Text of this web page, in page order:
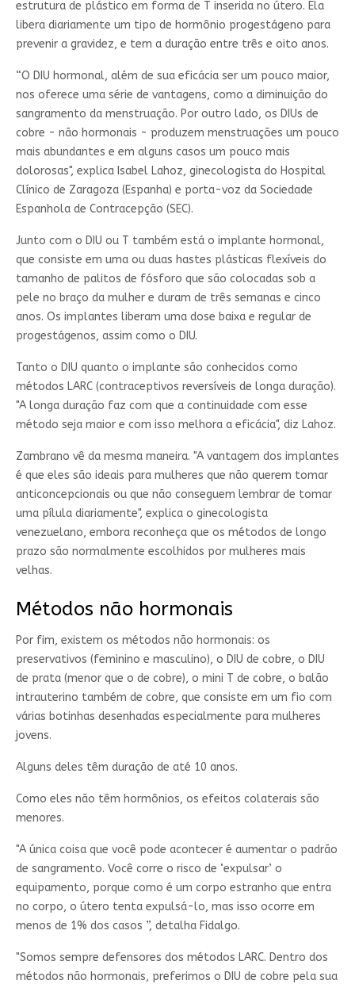
estrutura de plástico em forma de T inserida no útero. Ela
libera diariamente um tipo de hormônio progestágeno para
prevenir a gravidez, e tem a duração entre três e oito anos.
“O DIU hormonal, além de sua eficácia ser um pouco maior,
nos oferece uma série de vantagens, como a diminuição do
sangramento da menstruação. Por outro lado, os DIUs de
cobre - não hormonais - produzem menstruações um pouco
mais abundantes e em alguns casos um pouco mais
dolorosas", explica Isabel Lahoz, ginecologista do Hospital
Clínico de Zaragoza (Espanha) e porta-voz da Sociedade
Espanhola de Contracepção (SEC).
Junto com o DIU ou T também está o implante hormonal,
que consiste em uma ou duas hastes plásticas flexíveis do
tamanho de palitos de fósforo que são colocadas sob a
pele no braço da mulher e duram de três semanas e cinco
anos. Os implantes liberam uma dose baixa e regular de
progestágenos, assim como o DIU.
Tanto o DIU quanto o implante são conhecidos como
métodos LARC (contraceptivos reversíveis de longa duração).
"A longa duração faz com que a continuidade com esse
método seja maior e com isso melhora a eficácia", diz Lahoz.
Zambrano vê da mesma maneira. "A vantagem dos implantes
é que eles são ideais para mulheres que não querem tomar
anticoncepcionais ou que não conseguem lembrar de tomar
uma pílula diariamente", explica o ginecologista
venezuelano, embora reconheça que os métodos de longo
prazo são normalmente escolhidos por mulheres mais
velhas.
Métodos não hormonais
Por fim, existem os métodos não hormonais: os
preservativos (feminino e masculino), o DIU de cobre, o DIU
de prata (menor que o de cobre), o mini T de cobre, o balão
intrauterino também de cobre, que consiste em um fio com
várias botinhas desenhadas especialmente para mulheres
jovens.
Alguns deles têm duração de até 10 anos.
Como eles não têm hormônios, os efeitos colaterais são
menores.
"A única coisa que você pode acontecer é aumentar o padrão
de sangramento. Você corre o risco de ‘expulsar’ o
equipamento, porque como é um corpo estranho que entra
no corpo, o útero tenta expulsá-lo, mas isso ocorre em
menos de 1% dos casos ”, detalha Fidalgo.
"Somos sempre defensores dos métodos LARC. Dentro dos
métodos não hormonais, preferimos o DIU de cobre pela sua